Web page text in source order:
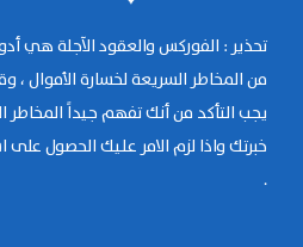
تحذير : الفوركس والعقود الآجلة هي
من المخاطر السريعة لخسارة الأموال ،
يجب التأكد من أنك تفهم جيداً
خبرتك واذا لزم الامر عليك الحصول
.